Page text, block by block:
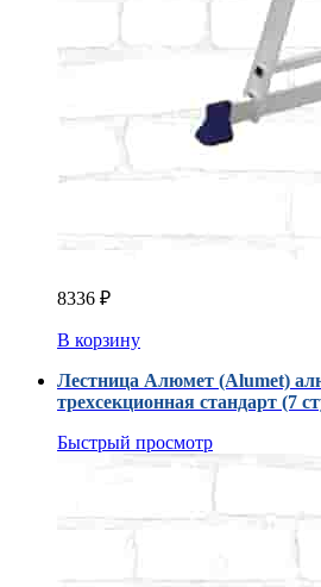
8336 ₽
В корзину
Лестница Алюмет (Alumet)
трехсекционная стандарт (7
Быстрый просмотр